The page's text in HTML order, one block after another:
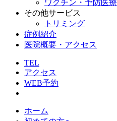
ワクチン・予防医療
その他サービス
トリミング
症例紹介
医院概要・アクセス
TEL
アクセス
WEB予約
ホーム